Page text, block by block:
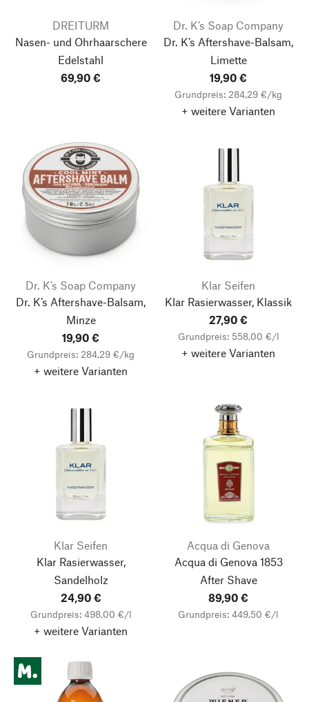
DREITURM
Nasen- und Ohrhaarschere
Edelstahl
69,90 €
Dr. K’s Soap Company
Dr. K’s Aftershave-Balsam,
Limette
19,90 €
Grundpreis: 284,29 €/kg
+ weitere Varianten
Dr. K’s Soap Company
Dr. K’s Aftershave-Balsam,
Minze
19,90 €
Grundpreis: 284,29 €/kg
+ weitere Varianten
Klar Seifen
Klar Rasierwasser, Klassik
27,90 €
Grundpreis: 558,00 €/l
+ weitere Varianten
Klar Seifen
Klar Rasierwasser,
Sandelholz
24,90 €
Grundpreis: 498,00 €/l
+ weitere Varianten
Acqua di Genova
Acqua di Genova 1853
After Shave
89,90 €
Grundpreis: 449,50 €/l